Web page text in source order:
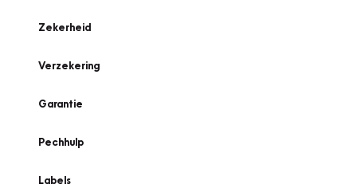
Zekerheid
Verzekering
Garantie
Pechhulp
Labels